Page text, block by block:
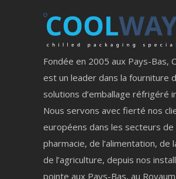
Fondée en 2005 aux Pays-Bas,
est un leader dans la fourniture
solutions d’emballage réfrigéré
Nous servons avec fierté nos
européens dans les secteurs de
pharmacie, de l’alimentation, de
de l’agriculture, depuis nos
pointe aux Pays-Bas, au